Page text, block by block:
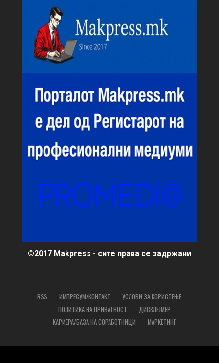
©2017 Makpress - сите права се задржани
RSS ИМПРЕСУМ/КОНТАКТ
УСЛОВИ ЗА КОРИСТЕЊЕ
ПОЛИТИКА НА ПРИВАТНОСТ
ДИСКЛЕЈМЕР
КАРИЕРА/БАЗА НА СОРАБОТНИЦИ
МАРКЕТИНГ